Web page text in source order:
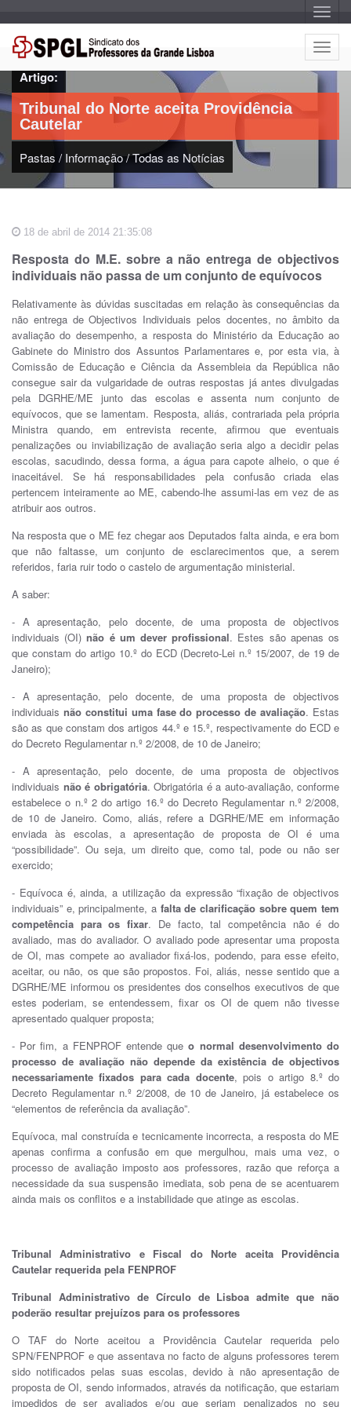
A
l
t
e
r
a
g
o
A
l
t
e
a
a
o
Artigo:
Tribunal do Norte aceita Providência
Cautelar
Pastas / Informação/Todas as Notícias
18 de abril de 2014 21:35:08
Resposta do M.E. sobre a não entrega de objectivos
individuais não passa de um conjunto de equívocos
Relativamente às dúvidas suscitadas em relação às consequências da
não entrega de Objectivos Individuais pelos docentes, no âmbito da
avaliação do desempenho, a resposta do Ministério da Educação ao
Gabinete do Ministro dos Assuntos Parlamentares e, por esta via, à
Comissão de Educação e Ciência da Assembleia da República não
consegue sair da vulgaridade de outras respostas já antes divulgadas
pela DGRHE/ME junto das escolas e assenta num conjunto de
equívocos, que se lamentam. Resposta, aliás, contrariada pela própria
Ministra quando, em entrevista recente, afirmou que eventuais
penalizações ou inviabilização de avaliação seria algo a decidir pelas
escolas, sacudindo, dessa forma, a água para capote alheio, o que é
inaceitável. Se há responsabilidades pela confusão criada elas
pertencem inteiramente ao ME, cabendo-lhe assumi-las em vez de as
atribuir aos outros.
Na resposta que o ME fez chegar aos Deputados falta ainda, e era bom
que não faltasse, um conjunto de esclarecimentos que, a serem
referidos, faria ruir todo o castelo de argumentação ministerial.
A saber:
- A apresentação, pelo docente, de uma proposta de objectivos
individuais (OI) não é um dever profissional. Estes são apenas os
que constam do artigo 10.º do ECD (Decreto-Lei n.º 15/2007, de 19 de
Janeiro);
- A apresentação, pelo docente, de uma proposta de objectivos
individuais não constitui uma fase do processo de avaliação. Estas
são as que constam dos artigos 44.º e 15.º, respectivamente do ECD e
do Decreto Regulamentar n.º 2/2008, de 10 de Janeiro;
- A apresentação, pelo docente, de uma proposta de objectivos
individuais não é obrigatória. Obrigatória é a auto-avaliação, conforme
estabelece o n.º 2 do artigo 16.º do Decreto Regulamentar n.º 2/2008,
de 10 de Janeiro. Como, aliás, refere a DGRHE/ME em informação
enviada às escolas, a apresentação de proposta de OI é uma
“possibilidade”. Ou seja, um direito que, como tal, pode ou não ser
exercido;
- Equívoca é, ainda, a utilização da expressão “fixação de objectivos
individuais” e, principalmente, a falta de clarificação sobre quem tem
competência para os fixar. De facto, tal competência não é do
avaliado, mas do avaliador. O avaliado pode apresentar uma proposta
de OI, mas compete ao avaliador fixá-los, podendo, para esse efeito,
aceitar, ou não, os que são propostos. Foi, aliás, nesse sentido que a
DGRHE/ME informou os presidentes dos conselhos executivos de que
estes poderiam, se entendessem, fixar os OI de quem não tivesse
apresentado qualquer proposta;
- Por fim, a FENPROF entende queo normal desenvolvimento do
processo de avaliação não depende da existência de objectivos
necessariamente fixados para cada docente, pois o artigo 8.º do
Decreto Regulamentar n.º 2/2008, de 10 de Janeiro, já estabelece os
“elementos de referência da avaliação”.
Equívoca, mal construída e tecnicamente incorrecta, a resposta do ME
apenas confirma a confusão em que mergulhou, mais uma vez, o
processo de avaliação imposto aos professores, razão que reforça a
necessidade da sua suspensão imediata, sob pena de se acentuarem
ainda mais os conflitos e a instabilidade que atinge as escolas.
Tribunal Administrativo e Fiscal do Norte aceita Providência
Cautelar requerida pela FENPROF
Tribunal Administrativo de Círculo de Lisboa admite que não
poderão resultar prejuízos para os professores
O TAF do Norte aceitou a Providência Cautelar requerida pelo
SPN/FENPROF e que assentava no facto de alguns professores terem
sido notificados pelas suas escolas, devido à não apresentação de
proposta de OI, sendo informados, através da notificação, que estariam
impedidos de ser avaliados e/ou que seriam penalizados no seu